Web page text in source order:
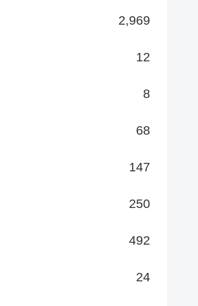
2,969
12
8
68
147
250
492
24